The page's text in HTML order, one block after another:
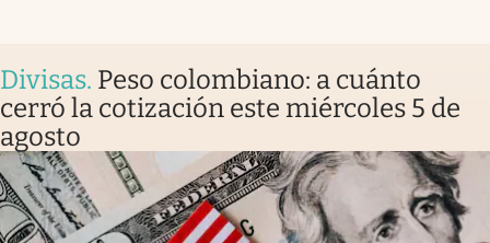
Divisas. Peso colombiano: a cuánto
cerró la cotización este miércoles 5 de
agosto